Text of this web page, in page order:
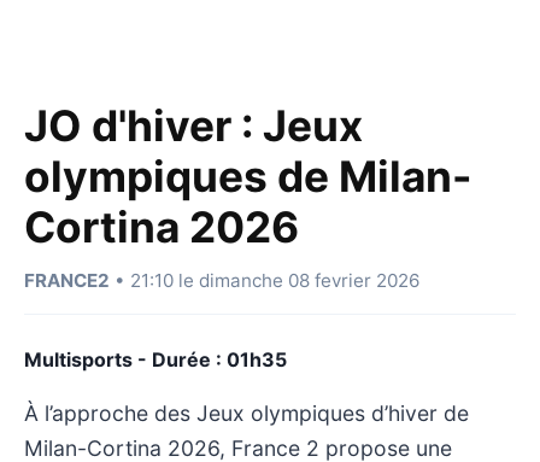
JO d'hiver : Jeux
olympiques de Milan-
Cortina 2026
FRANCE2 • 21:10 le dimanche 08 fevrier 2026
Multisports - Durée : 01h35
À l’approche des Jeux olympiques d’hiver de
Milan-Cortina 2026, France 2 propose une